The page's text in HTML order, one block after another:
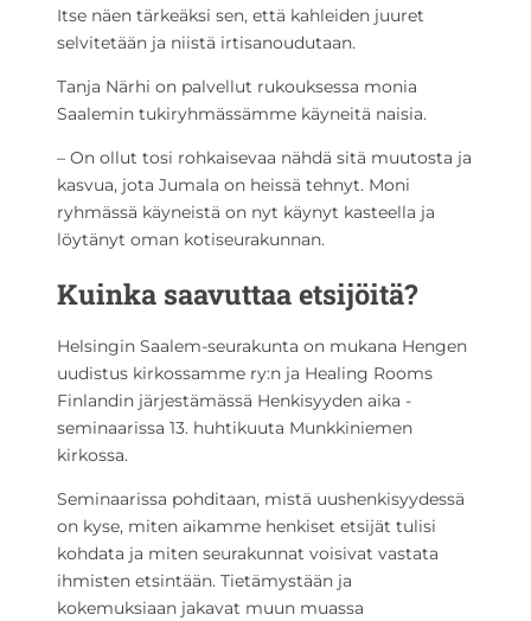
Itse näen tärkeäksi sen, että kahleiden juuret
selvitetään ja niistä irtisanoudutaan.
Tanja Närhi on palvellut rukouksessa monia
Saalemin tukiryhmässämme käyneitä naisia.
– On ollut tosi rohkaisevaa nähdä sitä muutosta ja
kasvua, jota Jumala on heissä tehnyt. Moni
ryhmässä käyneistä on nyt käynyt kasteella ja
löytänyt oman kotiseurakunnan.
Kuinka saavuttaa etsijöitä?
Helsingin Saalem-seurakunta on mukana Hengen
uudistus kirkossamme ry:n ja Healing Rooms
Finlandin järjestämässä Henkisyyden aika -
seminaarissa 13. huhtikuuta Munkkiniemen
kirkossa.
Seminaarissa pohditaan, mistä uushenkisyydessä
on kyse, miten aikamme henkiset etsijät tulisi
kohdata ja miten seurakunnat voisivat vastata
ihmisten etsintään. Tietämystään ja
kokemuksiaan jakavat muun muassa